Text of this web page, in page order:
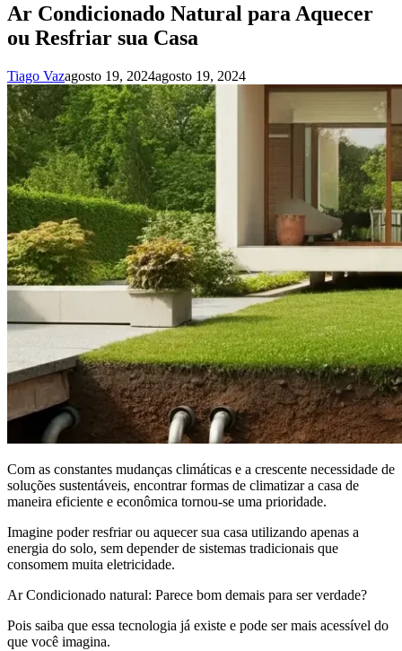
Ar Condicionado Natural para Aquecer
ou Resfriar sua Casa
Tiago Vazagosto 19, 2024agosto 19, 2024
Com as constantes mudanças climáticas e a crescente necessidade de
soluções sustentáveis, encontrar formas de climatizar a casa de
maneira eficiente e econômica tornou-se uma prioridade.
Imagine poder resfriar ou aquecer sua casa utilizando apenas a
energia do solo, sem depender de sistemas tradicionais que
consomem muita eletricidade.
Ar Condicionado natural: Parece bom demais para ser verdade?
Pois saiba que essa tecnologia já existe e pode ser mais acessível do
que você imagina.